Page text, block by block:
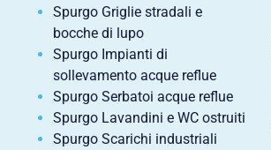
Spurgo Griglie stradali e
bocche di lupo
Spurgo Impianti di
sollevamento acque reflue
Spurgo Serbatoi acque reflue
Spurgo Lavandini e WC ostruiti
Spurgo Scarichi industriali